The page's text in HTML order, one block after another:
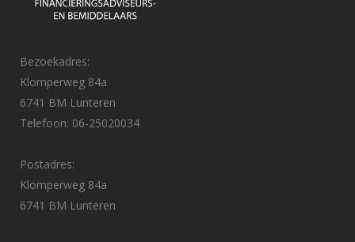
Bezoekadres:
Klomperweg 84a
6741 BM Lunteren
Telefoon: 06-25020034
Postadres:
Klomperweg 84a
6741 BM Lunteren